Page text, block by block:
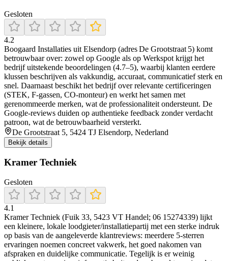
Gesloten
4.2
Boogaard Installaties uit Elsendorp (adres De Grootstraat 5) komt
betrouwbaar over: zowel op Google als op Werkspot krijgt het
bedrijf uitstekende beoordelingen (4.7–5), waarbij klanten eerdere
klussen beschrijven als vakkundig, accuraat, communicatief sterk en
snel. Daarnaast beschikt het bedrijf over relevante certificeringen
(STEK, F‑gassen, CO‑monteur) en werkt het samen met
gerenommeerde merken, wat de professionaliteit ondersteunt. De
Google‑reviews duiden op authentieke feedback zonder verdacht
patroon, wat de betrouwbaarheid versterkt.
De Grootstraat 5, 5424 TJ Elsendorp, Nederland
Bekijk details
Kramer Techniek
Gesloten
4.1
Kramer Techniek (Fuik 33, 5423 VT Handel; 06 15274339) lijkt
een kleinere, lokale loodgieter/installatiepartij met een sterke indruk
op basis van de aangeleverde klantreviews: meerdere 5-sterren
ervaringen noemen concreet vakwerk, het goed nakomen van
afspraken en duidelijke communicatie. Tegelijk is er weinig